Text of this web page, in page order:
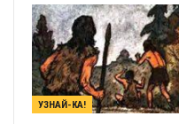
УЗНАЙ-КА!